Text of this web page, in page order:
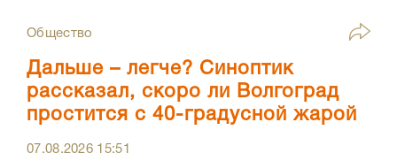
Общество
Дальше – легче? Синоптик
рассказал, скоро ли Волгоград
простится с 40-градусной жарой
07.08.2026 15:51